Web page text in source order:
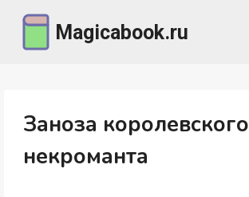
содержимому
Magicabook.ru
Заноза королевского
некроманта